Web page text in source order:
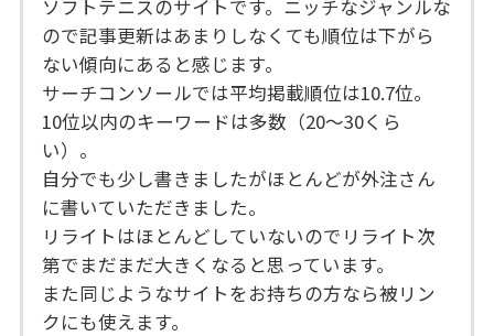
ソフトテニスのサイトです。ニッチなジャンルな
ので記事更新はあまりしなくても順位は下がら
ない傾向にあると感じます。
サーチコンソールでは平均掲載順位は10.7位。
10位以内のキーワードは多数（20～30くら
い）。
自分でも少し書きましたがほとんどが外注さん
に書いていただきました。
リライトはほとんどしていないのでリライト次
第でまだまだ大きくなると思っています。
また同じようなサイトをお持ちの方なら被リン
クにも使えます。